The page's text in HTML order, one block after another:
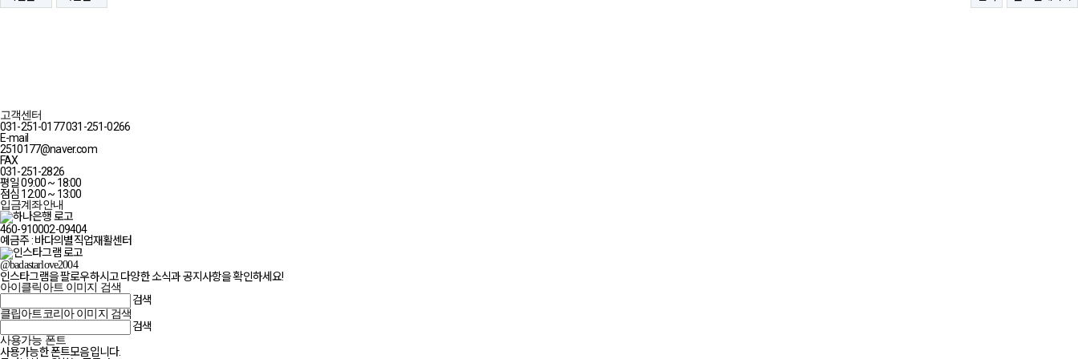
고객센터
031-251-0177031-251-0266
E-mail
2510177@naver.com
FAX
031-251-2826
평일 09:00 ~ 18:00
점심 12:00 ~ 13:00
입금계좌안내
460-910002-09404
예금주 : 바다의별직업재활센터
@badastarlove2004
인스타그램을 팔로우하시고 다양한 소식과 공지사항을 확인하세요!
아이클릭아트 이미지 검색
검색
클립아트코리아 이미지 검색
검색
사용가능 폰트
사용가능한 폰트모음입니다.